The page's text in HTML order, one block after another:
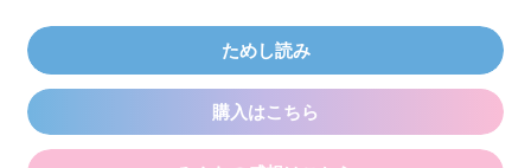
ためし読み
購入はこちら